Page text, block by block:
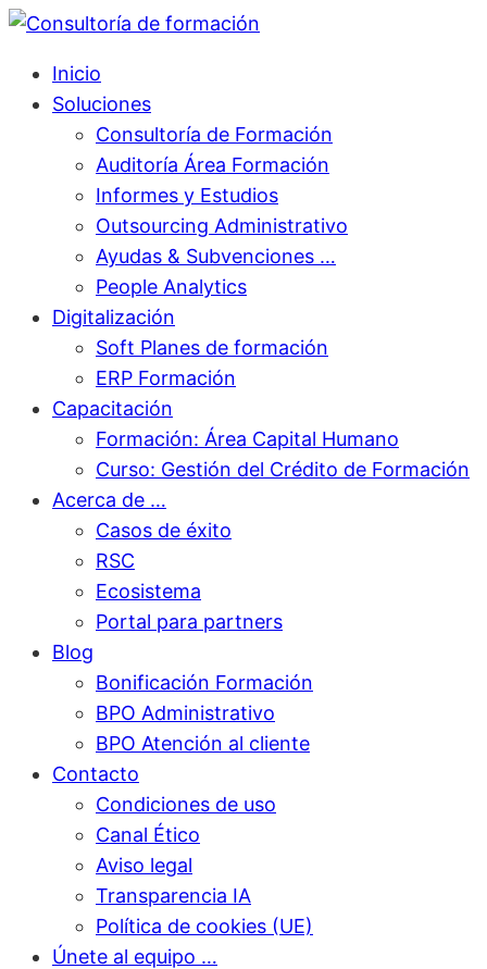
Inicio
Soluciones
Consultoría de Formación
Auditoría Área Formación
Informes y Estudios
Outsourcing Administrativo
Ayudas & Subvenciones …
People Analytics
Digitalización
Soft Planes de formación
ERP Formación
Capacitación
Formación: Área Capital Humano
Curso: Gestión del Crédito de Formación
Acerca de …
Casos de éxito
RSC
Ecosistema
Portal para partners
Blog
Bonificación Formación
BPO Administrativo
BPO Atención al cliente
Contacto
Condiciones de uso
Canal Ético
Aviso legal
Transparencia IA
Política de cookies (UE)
Únete al equipo …